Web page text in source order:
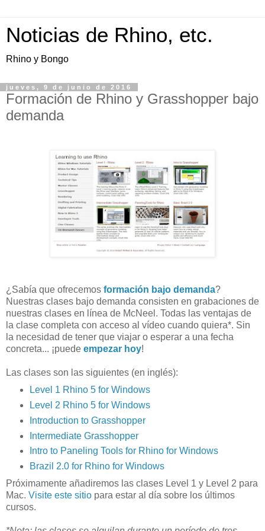
Noticias de Rhino, etc.
Rhino y Bongo
jueves, 9 de junio de 2016
Formación de Rhino y Grasshopper bajo
demanda
¿Sabía que ofrecemos formación bajo demanda?
Nuestras clases bajo demanda consisten en grabaciones de
nuestras clases en línea de McNeel. Todas las ventajas de
la clase completa con acceso al vídeo cuando quiera*. Sin
la necesidad de tener que viajar o esperar a una fecha
concreta... ¡puede empezar hoy!
Las clases son las siguientes (en inglés):
Level 1 Rhino 5 for Windows
Level 2 Rhino 5 for Windows
Introduction to Grasshopper
Intermediate Grasshopper
Intro to Paneling Tools for Rhino for Windows
Brazil 2.0 for Rhino for Windows
Próximamente añadiremos las clases Level 1 y Level 2 para
Mac. Visite este sitio para estar al día sobre los últimos
cursos.